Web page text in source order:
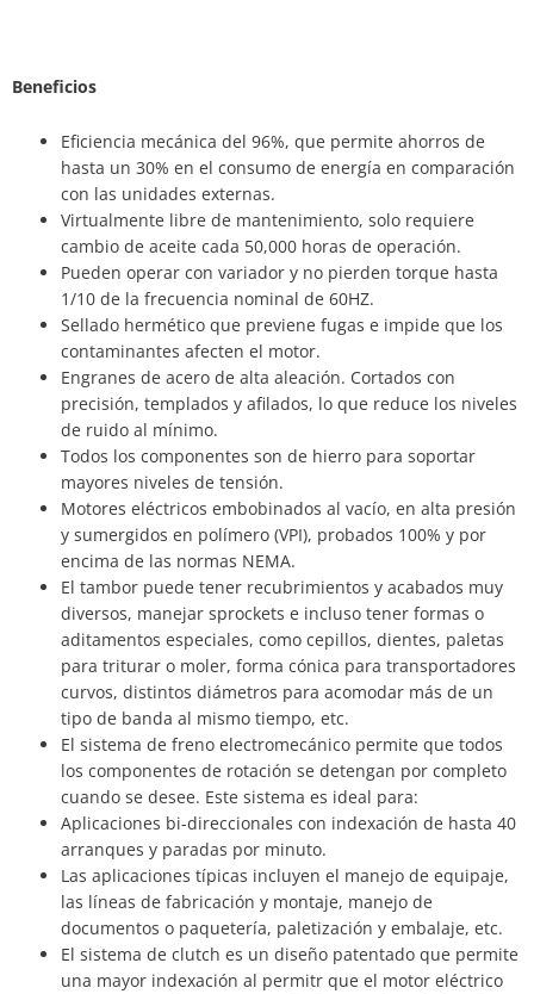
Beneficios
Eficiencia mecánica del 96%, que permite ahorros de
hasta un 30% en el consumo de energía en comparación
con las unidades externas.
Virtualmente libre de mantenimiento, solo requiere
cambio de aceite cada 50,000 horas de operación.
Pueden operar con variador y no pierden torque hasta
1/10 de la frecuencia nominal de 60HZ.
Sellado hermético que previene fugas e impide que los
contaminantes afecten el motor.
Engranes de acero de alta aleación. Cortados con
precisión, templados y afilados, lo que reduce los niveles
de ruido al mínimo.
Todos los componentes son de hierro para soportar
mayores niveles de tensión.
Motores eléctricos embobinados al vacío, en alta presión
y sumergidos en polímero (VPI), probados 100% y por
encima de las normas NEMA.
El tambor puede tener recubrimientos y acabados muy
diversos, manejar sprockets e incluso tener formas o
aditamentos especiales, como cepillos, dientes, paletas
para triturar o moler, forma cónica para transportadores
curvos, distintos diámetros para acomodar más de un
tipo de banda al mismo tiempo, etc.
El sistema de freno electromecánico permite que todos
los componentes de rotación se detengan por completo
cuando se desee. Este sistema es ideal para:
Aplicaciones bi-direccionales con indexación de hasta 40
arranques y paradas por minuto.
Las aplicaciones típicas incluyen el manejo de equipaje,
las líneas de fabricación y montaje, manejo de
documentos o paquetería, paletización y embalaje, etc.
El sistema de clutch es un diseño patentado que permite
una mayor indexación al permitr que el motor eléctrico